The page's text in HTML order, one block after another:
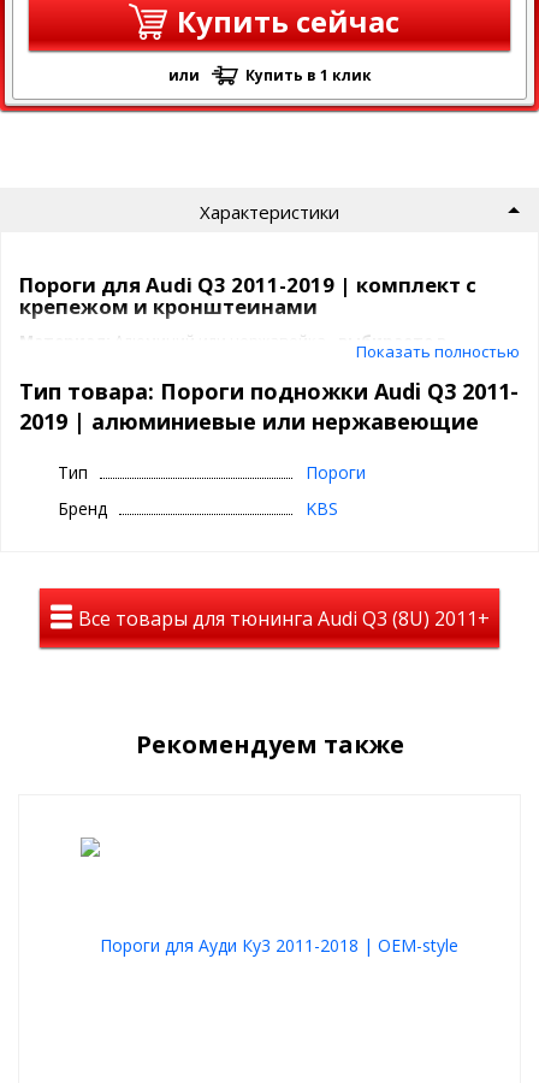
Купить сейчас
или Купить в 1 клик
Характеристики
Пороги для Audi Q3 2011-2019 | комплект с
крепежом и кронштеинами
Материал: Алюминий или нержавейка -
выбираете в
Установка:Рамная
кронштейны, крепеж и метизы, с помощью которых пороги
кронштейны, предназначенные для крепления к кузову авто,
отверстий и прочих вмешательств.
Гарантийные условия:Предприятие-изготовитель исполняет
Почему автопороги есть у каждого второго владельца
удобно садиться в автомобиль с высоким клиренсом
просто грузить багаж на крышу
Преимущество порогов для Audi Q3 2011-
Показать полностью
Тип товара: Пороги подножки Audi Q3 2011-
2019 | алюминиевые или нержавеющие
Тип
Пороги
Бренд
KBS
Все товары для тюнинга Audi Q3 (8U) 2011+
Рекомендуем также